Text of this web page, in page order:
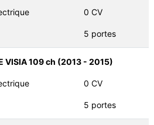
0 CV
5 portes
VISIA 109 ch (2013 - 2015)
0 CV
5 portes